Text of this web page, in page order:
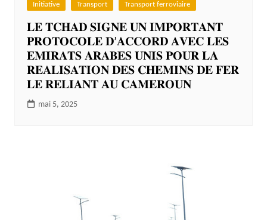
Initiative Transport Transport ferroviaire
𝐋𝐄 𝐓𝐂𝐇𝐀𝐃 𝐒𝐈𝐆𝐍𝐄 𝐔𝐍 𝐈𝐌𝐏𝐎𝐑𝐓𝐀𝐍𝐓
𝐏𝐑𝐎𝐓𝐎𝐂𝐎𝐋𝐄 𝐃’𝐀𝐂𝐂𝐎𝐑𝐃 𝐀𝐕𝐄𝐂 𝐋𝐄𝐒
𝐄𝐌𝐈𝐑𝐀𝐓𝐒 𝐀𝐑𝐀𝐁𝐄𝐒 𝐔𝐍𝐈𝐒 𝐏𝐎𝐔𝐑 𝐋𝐀
𝐑𝐄𝐀𝐋𝐈𝐒𝐀𝐓𝐈𝐎𝐍 𝐃𝐄𝐒 𝐂𝐇𝐄𝐌𝐈𝐍𝐒 𝐃𝐄 𝐅𝐄𝐑
𝐋𝐄 𝐑𝐄𝐋𝐈𝐀𝐍𝐓 𝐀𝐔 𝐂𝐀𝐌𝐄𝐑𝐎𝐔𝐍
mai 5, 2025